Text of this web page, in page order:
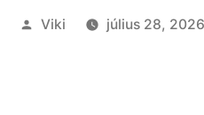
Szerző:
Viki július 28, 2026